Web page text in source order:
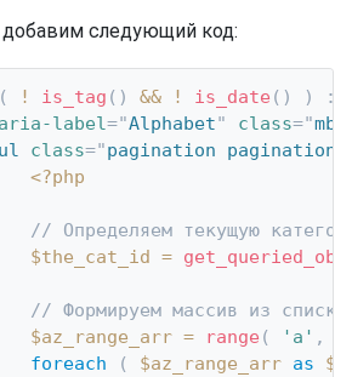
добавим следующий код:
( ! is_tag ( ) && ! is_date ( ) ) :
aria-label="Alphabet" class="mb-
ul class="pagination
<?php
// Определяем текущую
$the_cat_id =
// Формируем массив из
$az_range_arr = range ( 'a' ,
foreach
( $az_range_arr as